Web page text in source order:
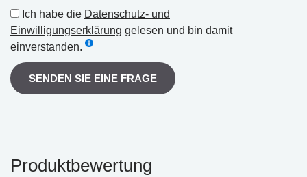
Ich habe die Datenschutz- und
Einwilligungserklärung gelesen und bin damit
einverstanden.
SENDEN SIE EINE FRAGE
Produktbewertung